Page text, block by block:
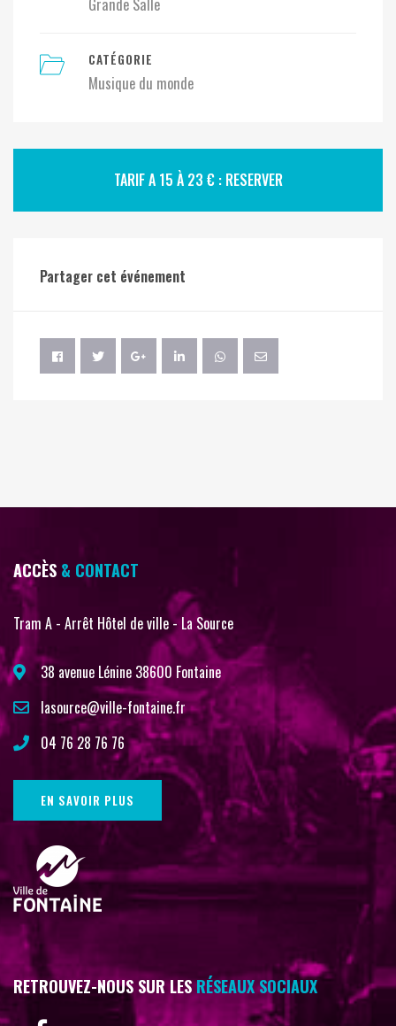
Grande Salle
CATÉGORIE
Musique du monde
TARIF A 15 À 23 € : RESERVER
Partager cet événement
ACCÈS & CONTACT
Tram A - Arrêt Hôtel de ville - La Source
38 avenue Lénine 38600 Fontaine
lasource@ville-fontaine.fr
04 76 28 76 76
EN SAVOIR PLUS
RETROUVEZ-NOUS SUR LESRÉSEAUX SOCIAUX